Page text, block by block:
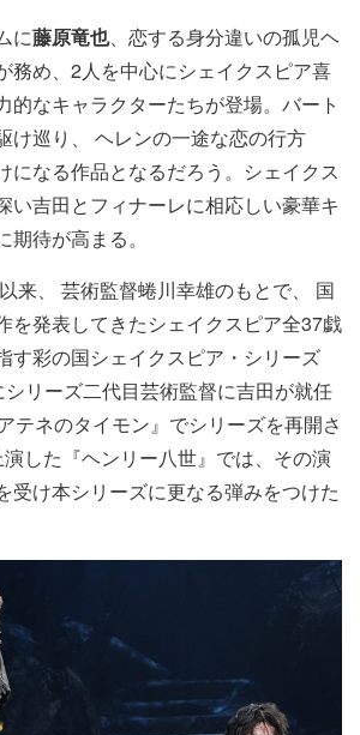
に藤原竜也、恋する身分違いの孤児ヘ
務め、2人を中心にシェイクスピア喜
的なキャラクターたちが登場。バート
け巡り、 ヘレンの一途な恋の行方
になる作品となるだろう。シェイクス
い吉田とフィナーレに相応しい豪華キ
待が高まる。
来、 芸術監督蜷川幸雄のもとで、 国
を発表してきたシェイクスピア全37戯
す彩の国シェイクスピア・シリーズ
リーズ二代目芸術監督に吉田が就任
テネのタイモン』でシリーズを再開さ
した『ヘンリー八世』では、その演
受け本シリーズに更なる弾みをつけた